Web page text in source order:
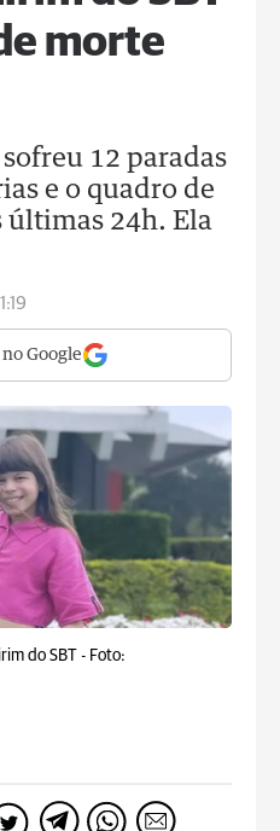
morte
12 paradas
e o quadro de
últimas 24h. Ela
no Google
do SBT - Foto: